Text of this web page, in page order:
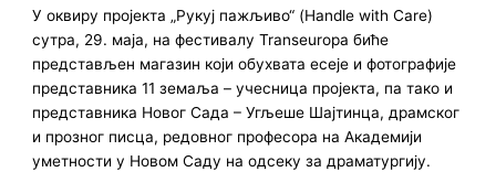
У оквиру пројекта „Рукуј пажљиво“ (Handle with Care)
сутра, 29. маја, на фестивалу Transeuropa биће
представљен магазин који обухвата есеје и фотографије
представника 11 земаља – учесница пројекта, па тако и
представника Новог Сада – Угљеше Шајтинца, драмског
и прозног писца, редовног професора на Академији
уметности у Новом Саду на одсеку за драматургију.